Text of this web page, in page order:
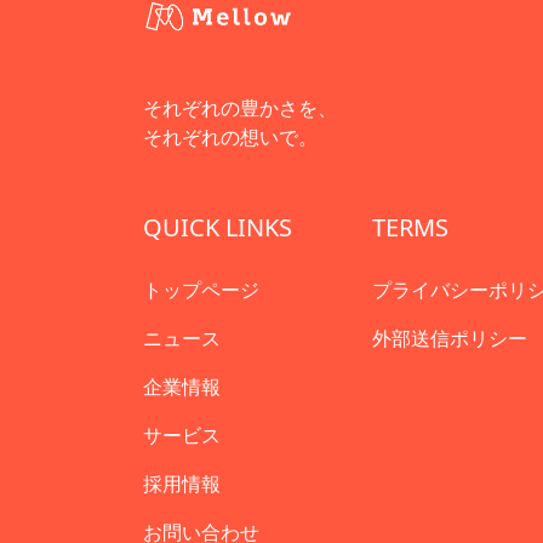
それぞれの豊かさを、
それぞれの想いで。
QUICK LINKS
トップページ
ニュース
企業情報
サービス
採用情報
お問い合わせ
TERMS
プライバシーポリ
外部送信ポリシー